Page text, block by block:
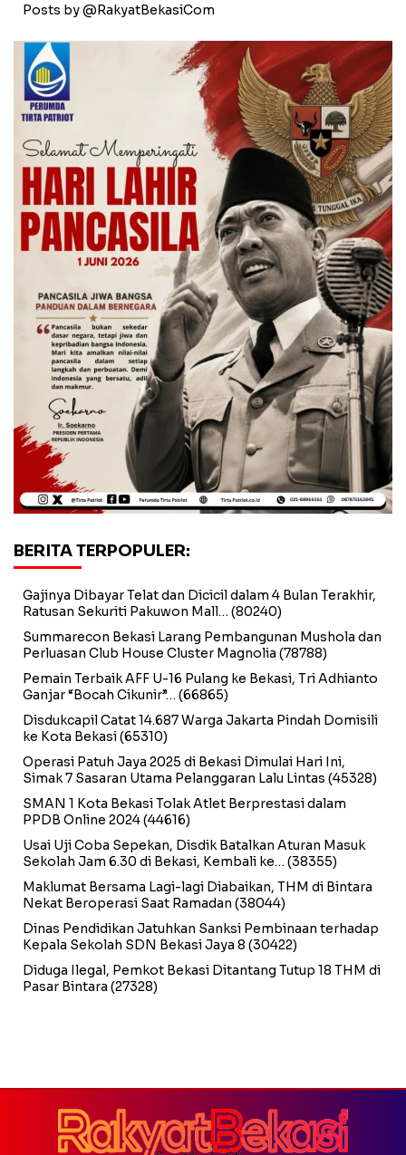
Posts by @RakyatBekasiCom
BERITA TERPOPULER:
Gajinya Dibayar Telat dan Dicicil dalam 4 Bulan Terakhir,
Ratusan Sekuriti Pakuwon Mall… (80240)
Summarecon Bekasi Larang Pembangunan Mushola dan
Perluasan Club House Cluster Magnolia (78788)
Pemain Terbaik AFF U-16 Pulang ke Bekasi, Tri Adhianto
Ganjar “Bocah Cikunir”… (66865)
Disdukcapil Catat 14.687 Warga Jakarta Pindah Domisili
ke Kota Bekasi(65310)
Operasi Patuh Jaya 2025 di Bekasi Dimulai Hari Ini,
Simak 7 Sasaran Utama Pelanggaran Lalu Lintas (45328)
SMAN 1 Kota Bekasi Tolak Atlet Berprestasi dalam
PPDB Online 2024(44616)
Usai Uji Coba Sepekan, Disdik Batalkan Aturan Masuk
Sekolah Jam 6.30 di Bekasi, Kembali ke… (38355)
Maklumat Bersama Lagi-lagi Diabaikan, THM di Bintara
Nekat Beroperasi Saat Ramadan (38044)
Dinas Pendidikan Jatuhkan Sanksi Pembinaan terhadap
Kepala Sekolah SDN Bekasi Jaya 8 (30422)
Diduga Ilegal, Pemkot Bekasi Ditantang Tutup 18 THM di
Pasar Bintara (27328)